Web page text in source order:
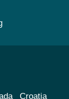
Croatia